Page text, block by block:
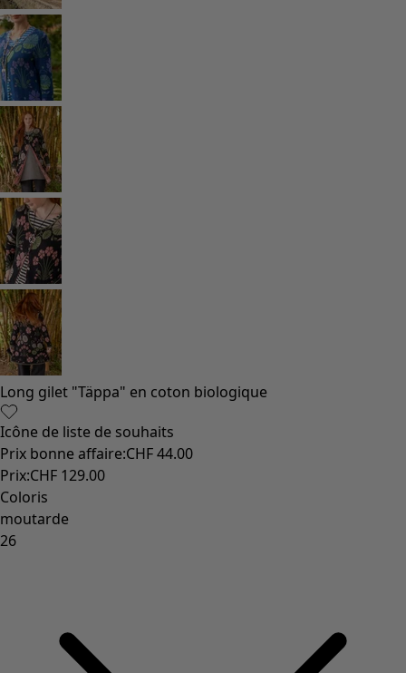
Long gilet "Täppa" en coton biologique
Icône de liste de souhaits
Prix bonne affaire:CHF 44.00
Prix:CHF 129.00
Coloris
moutarde
26